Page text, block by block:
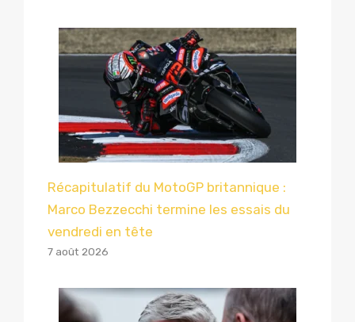
Récapitulatif du MotoGP britannique :
Marco Bezzecchi termine les essais du
vendredi en tête
7 août 2026